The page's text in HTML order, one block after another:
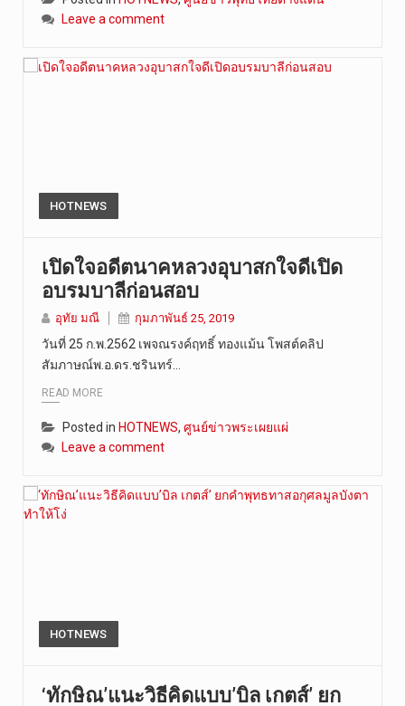
Leave a comment
HOTNEWS
เปิดใจอดีตนาคหลวงอุบาสกใจดีเปิด
อบรมบาลีก่อนสอบ
อุทัย มณี กุมภาพันธ์ 25, 2019
วันที่ 25 ก.พ.2562 เพจณรงค์ฤทธิ์ ทองแม้น โพสต์คลิป
สัมภาษณ์พ.อ.ดร.ชรินทร์…
READ MORE
Posted in HOTNEWS, ศูนย์ข่าวพระเผยแผ่
Leave a comment
HOTNEWS
‘ทักษิณ’แนะวิธีคิดแบบ’บิล เกตส์’ ยก